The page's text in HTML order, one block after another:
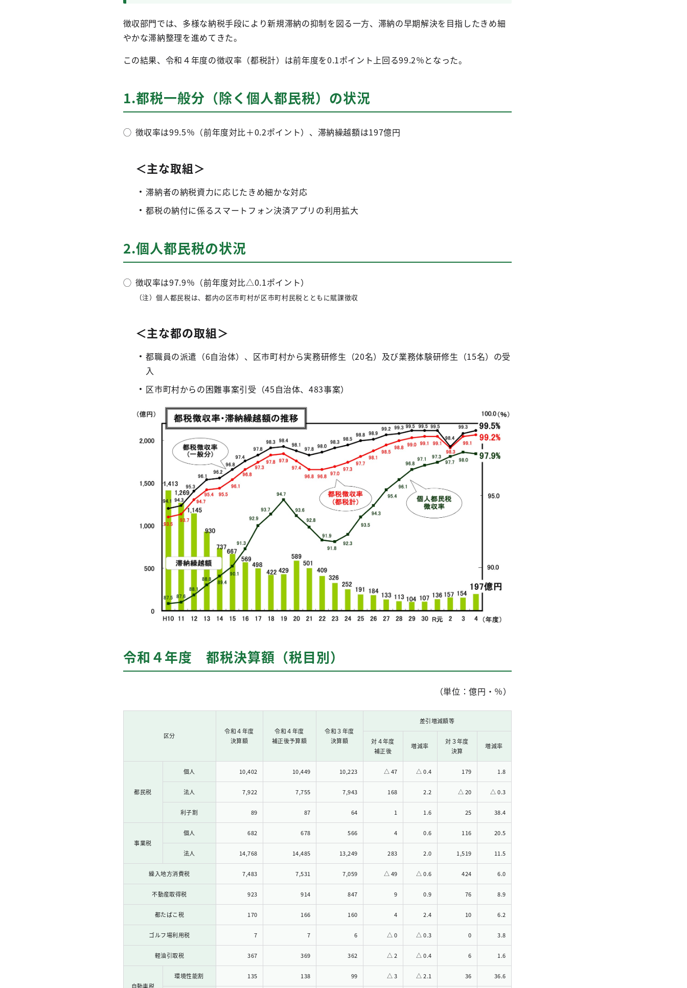
徴収部門では、多様な納税手段により新規滞納の抑制を図る一方、滞納の早期解決を目指したきめ細
やかな滞納整理を進めてきた。
この結果、令和４年度の徴収率（都税計）は前年度を0.1ポイント上回る99.2％となった。
1.都税一般分（除く個人都民税）の状況
◯ 徴収率は99.5％（前年度対比＋0.2ポイント）、滞納繰越額は197億円
＜主な取組＞
滞納者の納税資力に応じたきめ細かな対応
都税の納付に係るスマートフォン決済アプリの利用拡大
2.個人都民税の状況
◯ 徴収率は97.9％（前年度対比△0.1ポイント）
（注）個人都民税は、都内の区市町村が区市町村民税とともに賦課徴収
＜主な都の取組＞
都職員の派遣（6自治体）、区市町村から実務研修生（20名）及び業務体験研修生（15名）の受
入
区市町村からの困難事案引受（45自治体、483事案）
令和４年度 都税決算額（税目別）
（単位：億円・％）
区分
令和４年度
決算額
令和４年度
補正後予算額
令和３年度
決算額
差引増減額等
対４年度
補正後
増減率
対３年度
決算
増減率
都民税
個人 10,402 10,449 10,223 △ 47 △ 0.4 179 1.8
法人 7,922 7,755 7,943 168 2.2 △ 20 △ 0.3
利子割 89 87 64 1 1.6 25 38.4
事業税
個人 682 678 566 4 0.6 116 20.5
法人 14,768 14,485 13,249 283 2.0 1,519 11.5
繰入地方消費税 7,483 7,531 7,059 △ 49 △ 0.6 424 6.0
不動産取得税 923 914 847 9 0.9 76 8.9
都たばこ税 170 166 160 4 2.4 10 6.2
ゴルフ場利用税 7 7 6 △ 0 △ 0.3 0 3.8
軽油引取税 367 369 362 △ 2 △ 0.4 6 1.6
自動車税
環境性能割 135 138 99 △ 3 △ 2.1 36 36.6